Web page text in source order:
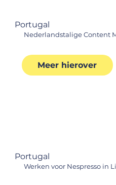
Portugal
Nederlandstalige Content
Meer hierover
Portugal
Werken voor Nespresso in